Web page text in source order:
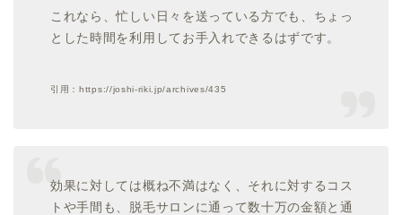
これなら、忙しい日々を送っている方でも、ちょっ
とした時間を利用してお手入れできるはずです。
引用：https://joshi-riki.jp/archives/435
効果に対しては概ね不満はなく、それに対するコス
トや手間も、脱毛サロンに通って数十万の金額と通